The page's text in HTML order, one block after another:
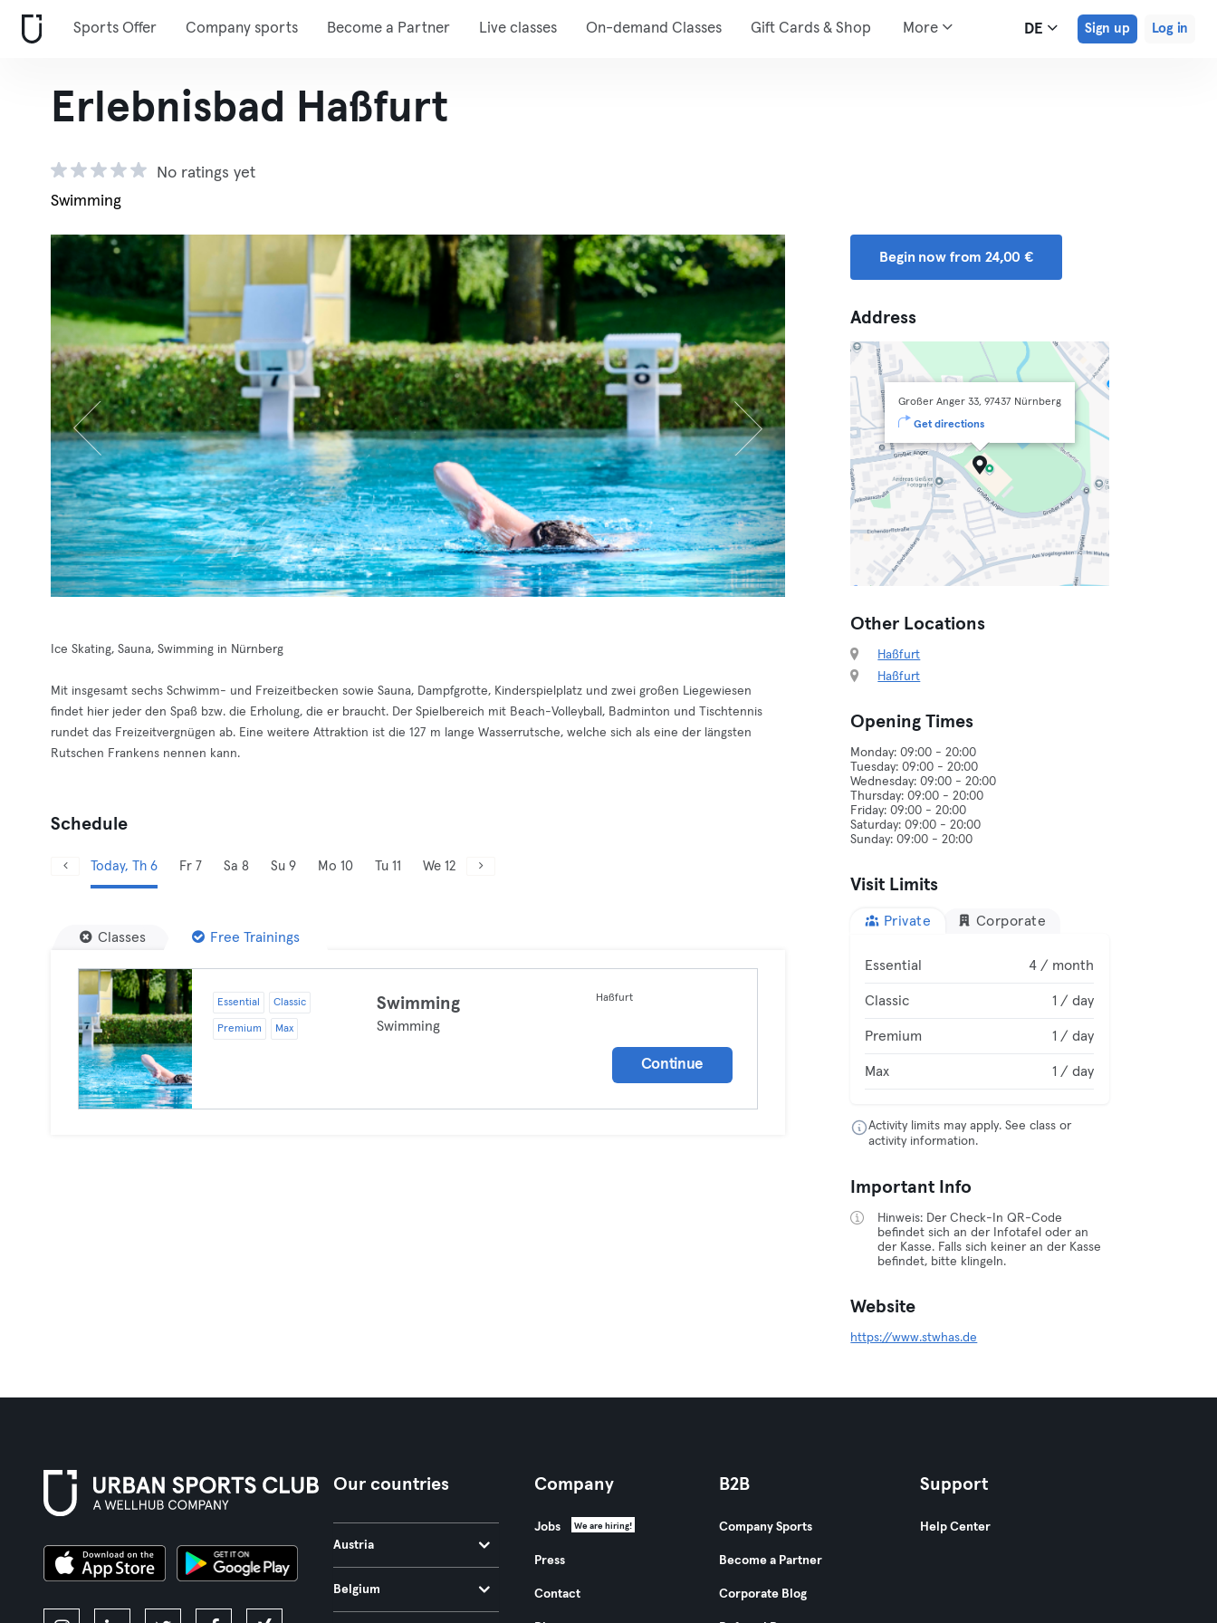
Sports Offer Company sports Become a Partner Live classes On-demand Classes Gift Cards & Shop More DE Sign up Log in
Erlebnisbad Haßfurt
No ratings yet
Swimming
Ice Skating, Sauna, Swimming in Nürnberg
Mit insgesamt sechs Schwimm- und Freizeitbecken sowie Sauna, Dampfgrotte, Kinderspielplatz und zwei großen Liegewiesen
findet hier jeder den Spaß bzw. die Erholung, die er braucht. Der Spielbereich mit Beach-Volleyball, Badminton und Tischtennis
rundet das Freizeitvergnügen ab. Eine weitere Attraktion ist die 127 m lange Wasserrutsche, welche sich als eine der längsten
Rutschen Frankens nennen kann.
Schedule
Today, Th 6 Fr 7 Sa 8 Su 9 Mo 10 Tu 11 We 12
Classes Free Trainings
Essential Classic
Premium Max
Swimming
Swimming
Haßfurt
Continue
Begin now from 24,00 €
Address
Großer Anger 33, 97437 Nürnberg
Get directions
Other Locations
Haßfurt
Haßfurt
Opening Times
Monday: 09:00 - 20:00
Tuesday: 09:00 - 20:00
Wednesday: 09:00 - 20:00
Thursday: 09:00 - 20:00
Friday: 09:00 - 20:00
Saturday: 09:00 - 20:00
Visit Limits
Private Corporate
Essential 4 / month
Classic 1 / day
Premium 1 / day
Max 1 / day
Activity limits may apply. See class or
activity information.
Important Info
Hinweis: Der Check-In QR-Code
befindet sich an der Infotafel oder an
der Kasse. Falls sich keiner an der Kasse
befindet, bitte klingeln.
Website
https://www.stwhas.de
Our countries
Austria
Belgium
Company
Jobs We are hiring!
Press
Contact
B2B
Company Sports
Become a Partner
Corporate Blog
Support
Help Center